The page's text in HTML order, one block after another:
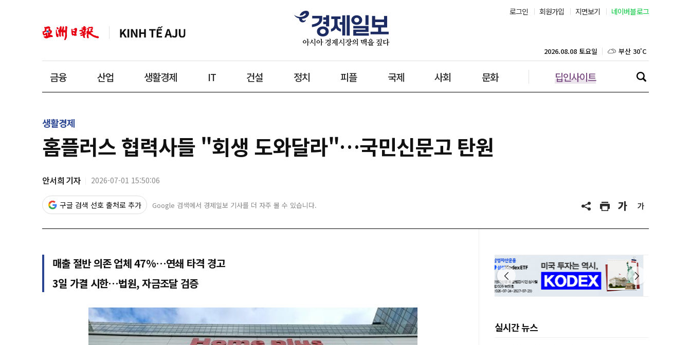
로그인 회원가입 지면보기 네이버블로그
금융 산업 생활경제 IT 건설 정치 피플 국제 사회 문화 딥인사이트
2026.08.08 토요일 대구 30˚C
인천 30˚C
제주 29˚C
생활경제
홈플러스 협력사들 "회생 도와달라"…국민신문고 탄원
안서희 기자 2026-07-01 15:50:06
구글 검색 선호 출처로 추가 Google 검색에서 경제일보 기사를 더 자주 볼 수 있습니다.
매출 절반 의존 업체 47%…연쇄 타격 경고
3일 가결 시한…법원, 자금조달 검증
실시간 뉴스